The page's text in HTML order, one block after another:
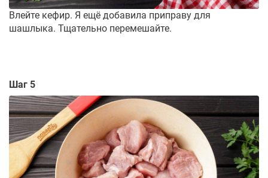
Влейте кефир. Я ещё добавила приправу для
шашлыка. Тщательно перемешайте.
Шаг 5